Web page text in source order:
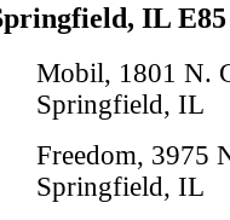
IL
Mobil, 1801 N.
Springfield, IL
Freedom, 3975
Springfield, IL